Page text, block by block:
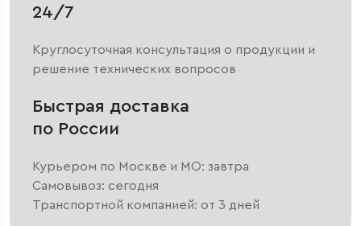
24/7
Круглосуточная консультация о продукции и
решение технических вопросов
Быстрая доставка
по России
Курьером по Москве и МО: завтра
Самовывоз: сегодня
Транспортной компанией: от 3 дней